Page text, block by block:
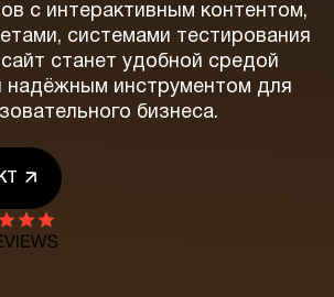
с интерактивным контентом,
системами тестирования
станет удобной средой
надёжным инструментом для
бизнеса.